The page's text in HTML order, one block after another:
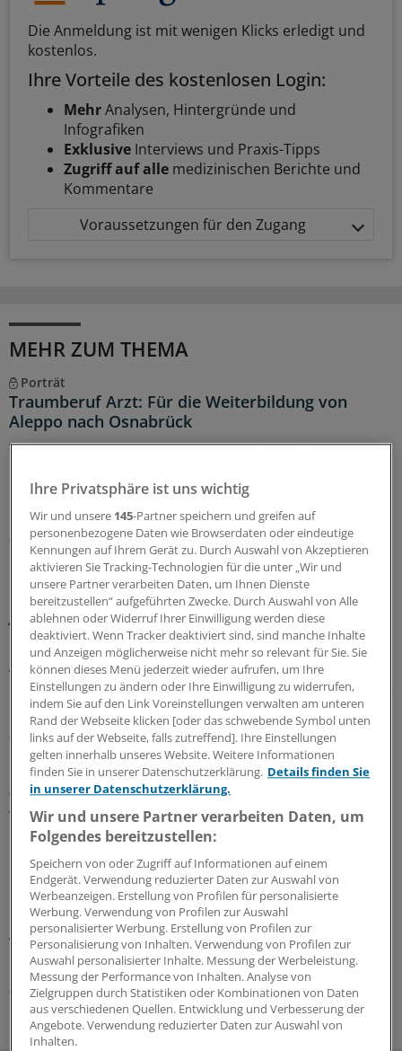
Die Anmeldung ist mit wenigen Klicks erledigt und
kostenlos.
Ihre Vorteile des kostenlosen Login:
MehrAnalysen, Hintergründe und
Infografiken
Exklusive Interviews und Praxis-Tipps
Zugriff auf alle medizinischen Berichte und
Kommentare
Voraussetzungen für den Zugang
MEHR ZUM THEMA
Porträt
Traumberuf Arzt: Für die Weiterbildung von
Aleppo nach Osnabrück
Wenn sie den Arztkittel tragen, sind die Zwillinge Yachar
Deshalb versorgen sie Patienten nur im Doppelpack.
Doch das ist längst nicht ihre einzige Herausforderung.
08.08.2026
Glosse
Ärztlicher Hitzehass
Es gibt viele Gründe, den Sommer toll zu finden – für
Ärzte kann die warme Jahreszeit aber anstrengend sein:
Manchmal liegt es an Patienten, manchmal an Kollegen...
Einblicke in nervige Jahresseiten.
07.08.2026
WIdO-Qualitätsmonitor 2026
Tumoroperationen: Mindestmengen
beschleunigen die Zentralisierung der
Krebsversorgung
Der WIdO-Qualitätsmonitor 2026 weist für mehrere
komplexe Tumoroperationen steigende Fallzahlen je
Krankenhaus aus. Damit konzentriert sich die
Versorgung auf weniger Kliniken.
Kooperation |In Kooperation mit:AOK-Bundesverband
06.08.2026
Ihre Privatsphäre ist uns wichtig
Wir und unsere 145-Partner speichern und greifen auf
personenbezogene Daten wie Browserdaten oder eindeutige
Kennungen auf Ihrem Gerät zu. Durch Auswahl von Akzeptieren
aktivieren Sie Tracking-Technologien für die unter „Wir und
unsere Partner verarbeiten Daten, um Ihnen Dienste
bereitzustellen“ aufgeführten Zwecke. Durch Auswahl von Alle
ablehnen oder Widerruf Ihrer Einwilligung werden diese
deaktiviert. Wenn Tracker deaktiviert sind, sind manche Inhalte
und Anzeigen möglicherweise nicht mehr so relevant für Sie. Sie
können dieses Menü jederzeit wieder aufrufen, um Ihre
Einstellungen zu ändern oder Ihre Einwilligung zu widerrufen,
indem Sie auf den Link Voreinstellungen verwalten am unteren
Rand der Webseite klicken [oder das schwebende Symbol unten
links auf der Webseite, falls zutreffend]. Ihre Einstellungen
gelten innerhalb unseres Website. Weitere Informationen
finden Sie in unserer Datenschutzerklärung. Details finden Sie
in unserer Datenschutzerklärung.
Wir und unsere Partner verarbeiten Daten, um
Folgendes bereitzustellen:
Speichern von oder Zugriff auf Informationen auf einem
Endgerät. Verwendung reduzierter Daten zur Auswahl von
Werbeanzeigen. Erstellung von Profilen für personalisierte
Werbung. Verwendung von Profilen zur Auswahl
personalisierter Werbung. Erstellung von Profilen zur
Personalisierung von Inhalten. Verwendung von Profilen zur
Auswahl personalisierter Inhalte. Messung der Werbeleistung.
Messung der Performance von Inhalten. Analyse von
Zielgruppen durch Statistiken oder Kombinationen von Daten
aus verschiedenen Quellen. Entwicklung und Verbesserung der
Angebote. Verwendung reduzierter Daten zur Auswahl von
Inhalten.